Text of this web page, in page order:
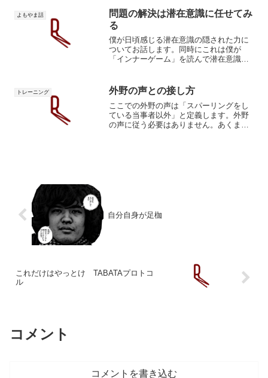
の類似点も多い。世界観や...
よもやま話
問題の解決は潜在意識に任せてみ
る
僕が日頃感じる潜在意識の隠された力に
ついてお話します。同時にこれは僕が
「インナーゲーム」を読んで潜在意識で
いていない人も多いですが、人には潜在
意識（無意識）と顕在意識（...
トレーニング 外野の声との接し方
ここでの外野の声は「スパーリングをし
ている当事者以外」と定義します。外野
の声に従う必要はありません。あくまで
自分自身が足枷
これだけはやっとけ TABATAプロトコ
ル
コメント
コメントを書き込む